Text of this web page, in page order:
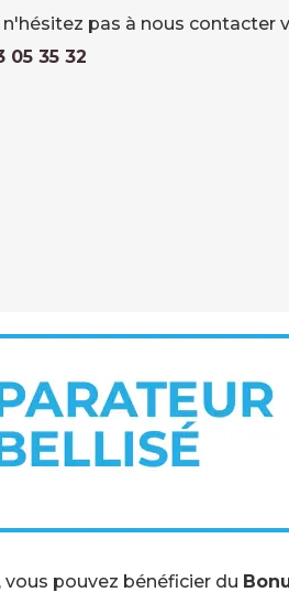
pas à nous contacter
05 35 32
vous pouvez bénéficier du